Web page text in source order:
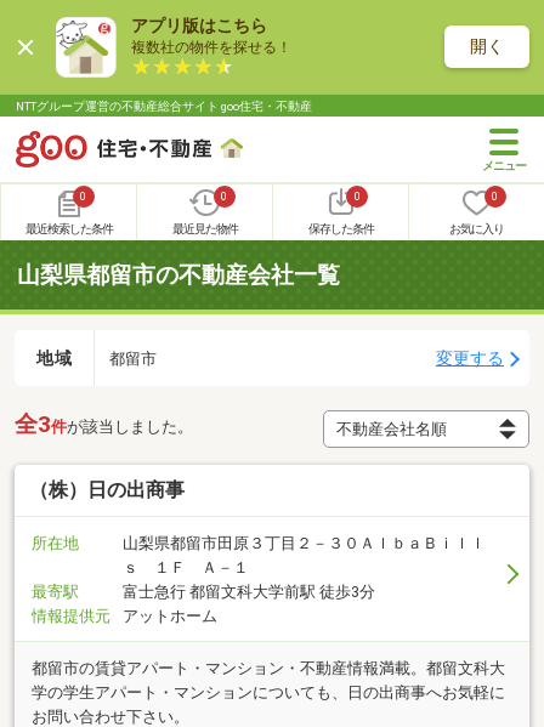
アプリ版はこちら
複数社の物件を探せる！ 開く
NTTグループ運営の不動産総合サイト goo住宅・不動産
0
最近検索した条件
0
最近見た物件
0
保存した条件
0
お気に入り
山梨県都留市の不動産会社一覧
地域 都留市 変更する
全3件が該当しました。
（株）日の出商事
所在地
山梨県都留市田原３丁目２－３０ＡｌｂａＢｉｌｌ
ｓ １Ｆ Ａ－１
最寄駅
富士急行 都留文科大学前駅 徒歩3分
情報提供元
アットホーム
都留市の賃貸アパート・マンション・不動産情報満載。都留文科大
学の学生アパート・マンションについても、日の出商事へお気軽に
お問い合わせ下さい。